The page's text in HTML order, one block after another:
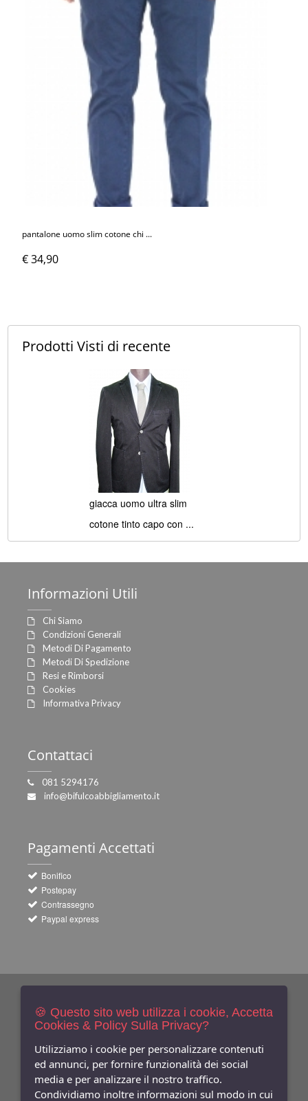
pantalone uomo slim cotone chi ...
€ 34,90
Prodotti Visti di recente
giacca uomo ultra slim
cotone tinto capo con ...
Informazioni Utili
Chi Siamo
Condizioni Generali
Metodi Di Pagamento
Metodi Di Spedizione
Resi e Rimborsi
Cookies
Informativa Privacy
Contattaci
081 5294176
info@bifulcoabbigliamento.it
Pagamenti Accettati
Bonifico
Postepay
Contrassegno
Paypal express
NewslettersIscriviti Gratis
Indica qui la tua email per ricevere sconti e newsletter.
Consenso
Privacy
Facebook
🍪 Questo sito web utilizza i cookie, Accetta
Cookies & Policy Sulla Privacy?
Utilizziamo i cookie per personalizzare contenuti
ed annunci, per fornire funzionalità dei social
media e per analizzare il nostro traffico.
Condividiamo inoltre informazioni sul modo in cui